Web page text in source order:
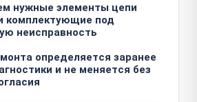
нужные элементы цепи
комплектующие под
неисправность
определяется заранее
и не меняется без